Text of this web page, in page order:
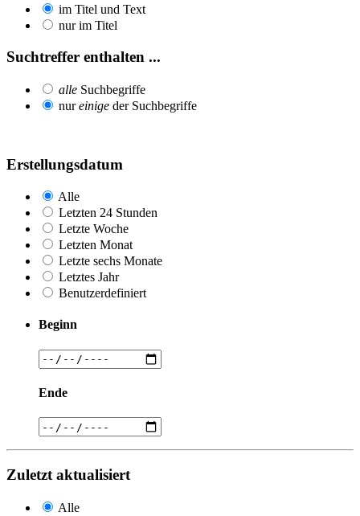
im Titel und Text
nur im Titel
Suchtreffer enthalten ...
alle Suchbegriffe
nureinige der Suchbegriffe
Erstellungsdatum
Alle
Letzten 24 Stunden
Letzte Woche
Letzten Monat
Letzte sechs Monate
Letztes Jahr
Benutzerdefiniert
Beginn
Ende
Zuletzt aktualisiert
Alle